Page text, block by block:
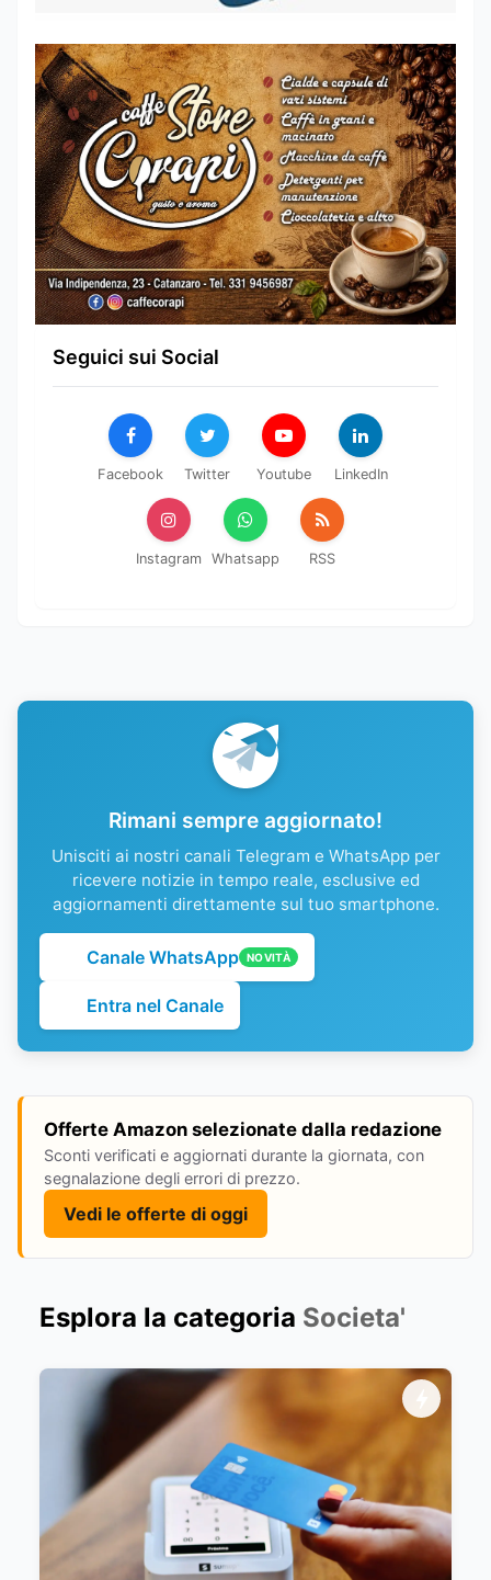
Seguici sui Social
Facebook Twitter Youtube LinkedIn
Instagram Whatsapp RSS
Rimani sempre aggiornato!
Unisciti ai nostri canali Telegram e WhatsApp per
ricevere notizie in tempo reale, esclusive ed
aggiornamenti direttamente sul tuo smartphone.
Canale WhatsApp NOVITÀ
Entra nel Canale
Offerte Amazon selezionate dalla redazione
Sconti verificati e aggiornati durante la giornata, con
segnalazione degli errori di prezzo.
Vedi le offerte di oggi
Esplora la categoria Societa'